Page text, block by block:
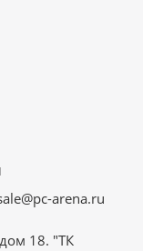
arena.ru
18. "ТК